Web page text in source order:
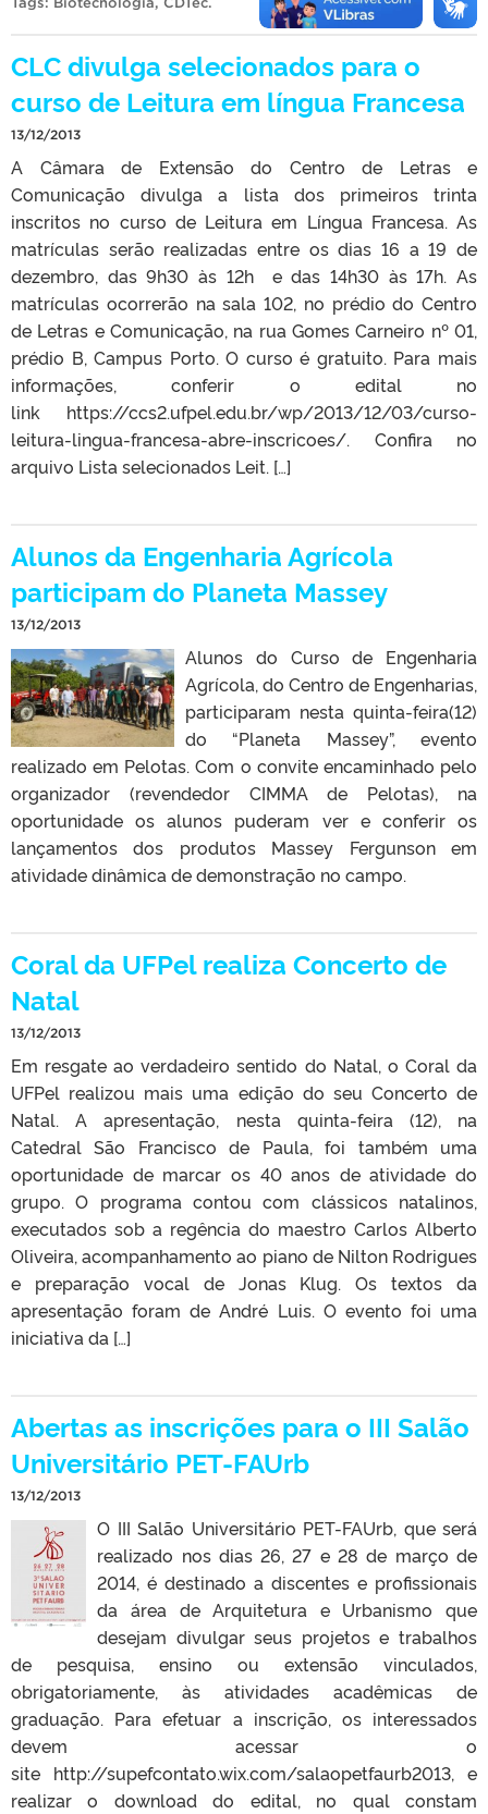
CLC divulga selecionados para o
curso de Leitura em língua Francesa
13/12/2013
A Câmara de Extensão do Centro de Letras e
Comunicação divulga a lista dos primeiros trinta
inscritos no curso de Leitura em Língua Francesa. As
matrículas serão realizadas entre os dias 16 a 19 de
dezembro, das 9h30 às 12h e das 14h30 às 17h. As
matrículas ocorrerão na sala 102, no prédio do Centro
de Letras e Comunicação, na rua Gomes Carneiro nº 01,
prédio B, Campus Porto. O curso é gratuito. Para mais
informações, conferir o edital no
link https://ccs2.ufpel.edu.br/wp/2013/12/03/curso-
leitura-lingua-francesa-abre-inscricoes/. Confira no
arquivo Lista selecionados Leit. […]
Alunos da Engenharia Agrícola
participam do Planeta Massey
13/12/2013
Alunos do Curso de Engenharia
Agrícola, do Centro de Engenharias,
participaram nesta quinta-feira(12)
do “Planeta Massey”, evento
realizado em Pelotas. Com o convite encaminhado pelo
organizador (revendedor CIMMA de Pelotas), na
oportunidade os alunos puderam ver e conferir os
lançamentos dos produtos Massey Fergunson em
atividade dinâmica de demonstração no campo.
Coral da UFPel realiza Concerto de
Natal
13/12/2013
Em resgate ao verdadeiro sentido do Natal, o Coral da
UFPel realizou mais uma edição do seu Concerto de
Natal. A apresentação, nesta quinta-feira (12), na
Catedral São Francisco de Paula, foi também uma
oportunidade de marcar os 40 anos de atividade do
grupo. O programa contou com clássicos natalinos,
executados sob a regência do maestro Carlos Alberto
Oliveira, acompanhamento ao piano de Nilton Rodrigues
e preparação vocal de Jonas Klug. Os textos da
apresentação foram de André Luis. O evento foi uma
iniciativa da […]
Abertas as inscrições para o III Salão
Universitário PET-FAUrb
13/12/2013
O III Salão Universitário PET-FAUrb, que será
realizado nos dias 26, 27 e 28 de março de
2014, é destinado a discentes e profissionais
da área de Arquitetura e Urbanismo que
desejam divulgar seus projetos e trabalhos
de pesquisa, ensino ou extensão vinculados,
obrigatoriamente, às atividades acadêmicas de
graduação. Para efetuar a inscrição, os interessados
devem acessar o
site http://supefcontato.wix.com/salaopetfaurb2013, e
realizar o download do edital, no qual constam